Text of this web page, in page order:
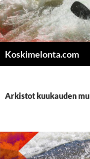
Koskimelonta.com
Arkistot kuukauden